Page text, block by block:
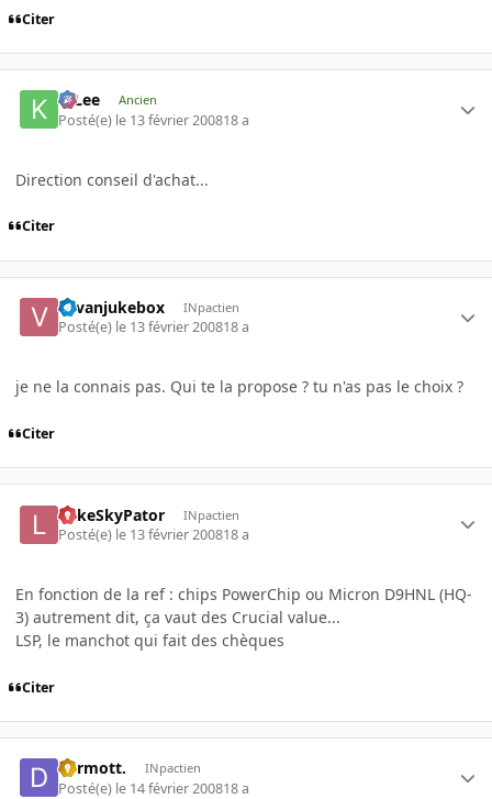
Citer
K-Lee Ancien
Posté(e) le 13 février 200818 a
Direction conseil d'achat...
Citer
vavanjukebox INpactien
Posté(e) le 13 février 200818 a
je ne la connais pas. Qui te la propose ? tu n'as pas le choix ?
Citer
LukeSkyPator INpactien
Posté(e) le 13 février 200818 a
En fonction de la ref : chips PowerChip ou Micron D9HNL (HQ-
3) autrement dit, ça vaut des Crucial value...
LSP, le manchot qui fait des chèques
Citer
dermott. INpactien
Posté(e) le 14 février 200818 a